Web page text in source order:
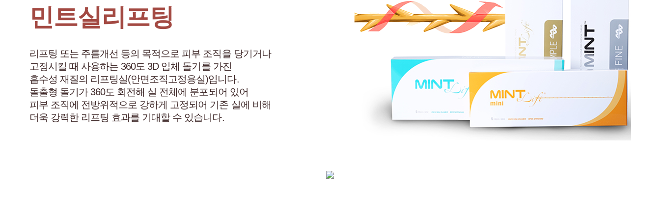
민트실리프팅
리프팅 또는 주름개선 등의 목적으로 피부 조직을 당기거나
고정시킬 때 사용하는 360도 3D 입체 돌기를 가진
흡수성 재질의 리프팅실(안면조직고정용실)입니다.
돌출형 돌기가 360도 회전해 실 전체에 분포되어 있어
피부 조직에 전방위적으로 강하게 고정되어 기존 실에 비해
더욱 강력한 리프팅 효과를 기대할 수 있습니다.